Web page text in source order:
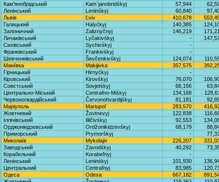
Кам'янобрідський
Kam`janobridśkyj 57,944
Ленінський
Leninśkyj 60,840
Львів
Ľviv 410,678
Галицький
Halyćkyj 140,385
Залізничний
Zaliznyčnyj 146,219
Личаківський
Lyčakivśkyj -
Сихівський
Sychivśkyj
-
Франківський
Frankivśkyj
-
Шевченківський
Ševčenkivśkyj 124,074
Макіївка
Makijivka 357,575
Гірницький
Hirnyćkyj
-
Кіровський
Kirovśkyj 76,070
Совєтський
Sovjetśkyj 66,156
Центрально-Міський
Centraľno-Miśkyj 134,168
Червоногвардійський
Červonohvardijśkyj 81,181
Маріуполь
Mariupoľ 283,570
Жовтневий
Žovtnevyj 122,838
Іллічівський
Illičivśkyj 92,553
Орджонікідзевський
Ordžonikidzevśkyj 68,179
Приморський
Prymorśkyj -
Миколаїв
Mykolajiv 226,207
Заводський
Zavodśkyj 40,292
Корабельний
Korabeľnyj
-
Ленінський
Leninśkyj 101,930
Центральний
Centraľnyj 83,985
Одеса
Odesa 667,182